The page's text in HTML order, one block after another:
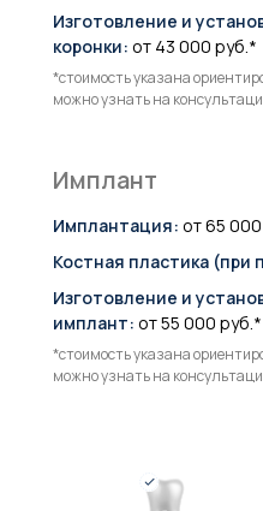
Имплант
Изготовление и
коронки: от 43 000 руб.*
Имплантация: от 65
Костная пластика (при
Изготовление и
имплант: от 55 000 руб.*
*стоимость указана
можно узнать на
*стоимость указана
можно узнать на